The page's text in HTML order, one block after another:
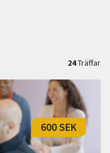
24Träffar
600 SEK